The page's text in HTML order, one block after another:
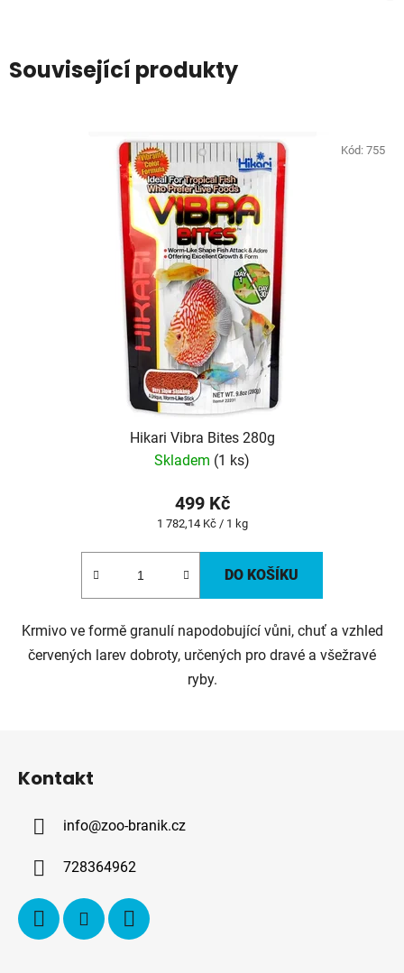
Související produkty
Hikari Vibra Bites 280g
Skladem (1 ks)
499 Kč
Měrná
1 782,14 Kč / 1 kg
DO KOŠÍKU
Krmivo ve formě granulí napodobující vůni, chuť a vzhled
červených larev dobroty, určených pro dravé a všežravé
ryby.
Kód: 755
Kontakt
info@zoo-branik.cz
728364962